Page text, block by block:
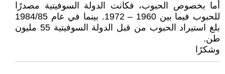
أما بخصوص الحبوب، فكانت الدولة السوفيتية مصدرًا
للحبوب فيما بين 1960 – 1972. بينما في عام 1984/85
بلغ استيراد الحبوب من قبل الدولة السوفيتية 55 مليون
طن.
وشكرًا